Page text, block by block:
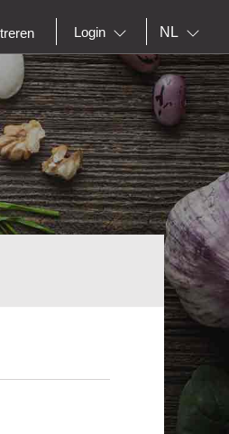
Login NL